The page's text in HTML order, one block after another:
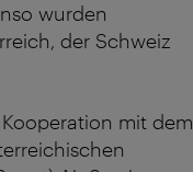
wurden
der Schweiz
mit dem